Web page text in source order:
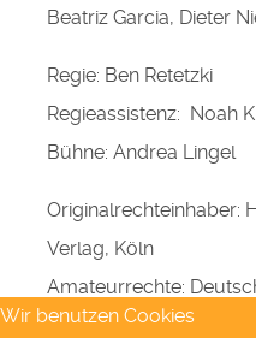
Beatriz Garcia, Dieter
Regie: Ben Retetzki
Regieassistenz: Noah
Bühne: Andrea Lingel
Originalrechteinhaber:
Verlag, Köln
Amateurrechte:
Weinheim
Wir benutzen Cookies